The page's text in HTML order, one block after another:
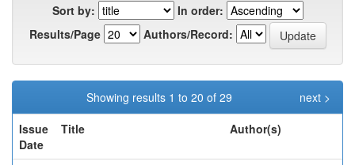
Sort by:
In order:
Results/Page
Authors/Record:
Showing results 1 to 20 of 29
next >
Issue
Date
Title Author(s)